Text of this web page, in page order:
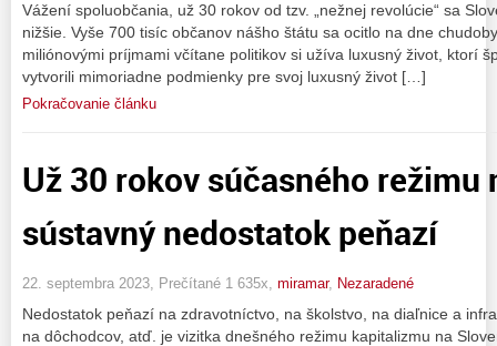
Vážení spoluobčania, už 30 rokov od tzv. „nežnej revolúcie“ sa
nižšie. Vyše 700 tisíc občanov nášho štátu sa ocitlo na dne
miliónovými príjmami včítane politikov si užíva luxusný život, ktorí
vytvorili mimoriadne podmienky pre svoj luxusný život […]
Pokračovanie článku
Už 30 rokov súčasného režimu
sústavný nedostatok peňazí
22. septembra 2023, Prečítané 1 635x, miramar, Nezaradené
Nedostatok peňazí na zdravotníctvo, na školstvo, na diaľnice a
na dôchodcov, atď. je vizitka dnešného režimu kapitalizmu na